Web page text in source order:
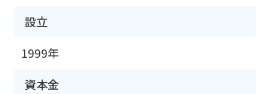
設立
1999年
資本金